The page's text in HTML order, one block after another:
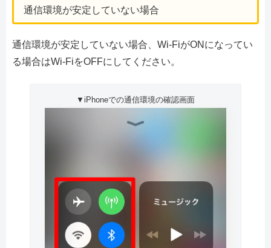
通信環境が安定していない場合
通信環境が安定していない場合、Wi-FiがONになってい
る場合はWi-FiをOFFにしてください。
▼iPhoneでの通信環境の確認画面